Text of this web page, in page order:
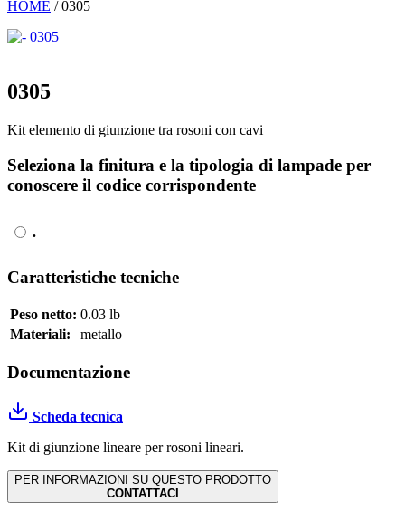
HOME / 0305
0305
Kit elemento di giunzione tra rosoni con cavi
Seleziona la finitura e la tipologia di lampade per
conoscere il codice corrispondente
.
Caratteristiche tecniche
Peso netto: 0.03 lb
Materiali:
metallo
Documentazione
Scheda tecnica
Kit di giunzione lineare per rosoni lineari.
PER INFORMAZIONI SU QUESTO PRODOTTO
CONTATTACI